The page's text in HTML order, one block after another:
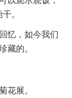
。
忆，如今我们
藏的。
花展。